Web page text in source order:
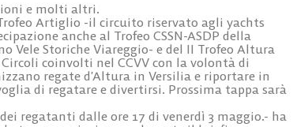
e molti altri.
Artiglio -il circuito riservato agli yachts
anche al Trofeo CSSN-ASDP della
Vele Storiche Viareggio- e del II Trofeo Altura
coinvolti nel CCVV con la volontà di
regate d’Altura in Versilia e riportare in
di regatare e divertirsi. Prossima tappa sarà
regatanti dalle ore 17 di venerdì 3 maggio.- ha